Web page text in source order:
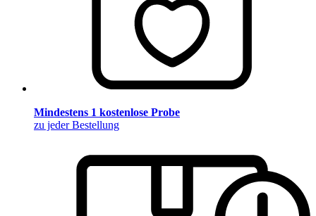
Mindestens 1 kostenlose Probe
zu jeder Bestellung